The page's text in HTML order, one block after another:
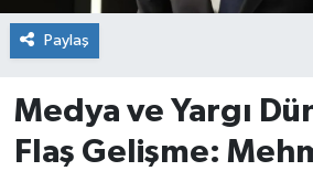
Paylaş
Medya ve Yargı
Flaş Gelişme:
Gömeç
Havran